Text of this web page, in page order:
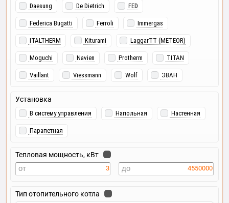
Daesung De Dietrich FED
Federica Bugatti Ferroli Immergas
ITALTHERM Kiturami LaggarTT (METEOR)
Moguchi Navien Protherm TITAN
Vaillant Viessmann Wolf ЭВАН
Установка
В систему управления Напольная Настенная
Парапетная
Тепловая мощность, кВт
3 4550000
Тип отопительного котла